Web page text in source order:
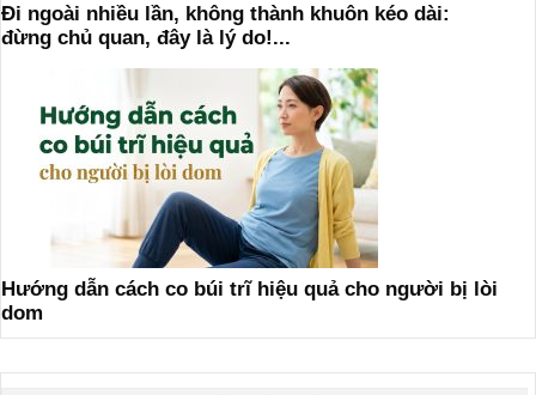
Đi ngoài nhiều lần, không thành khuôn kéo dài:
đừng chủ quan, đây là lý do!...
Hướng dẫn cách co búi trĩ hiệu quả cho người bị lòi
dom